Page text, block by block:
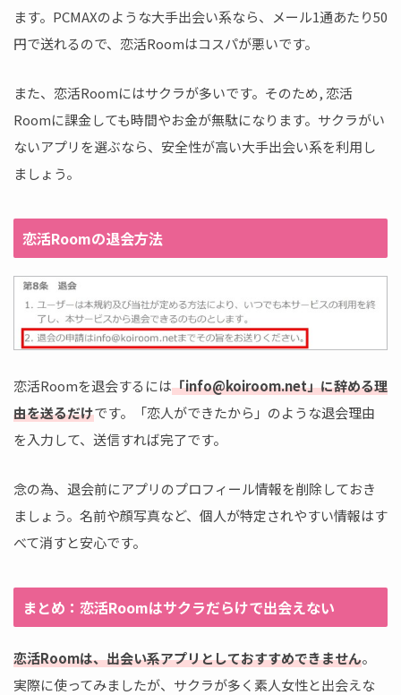
ます。PCMAXのような大手出会い系なら、メール1通あたり50
円で送れるので、恋活Roomはコスパが悪いです。
また、恋活Roomにはサクラが多いです。そのため, 恋活
Roomに課金しても時間やお金が無駄になります。サクラがい
ないアプリを選ぶなら、安全性が高い大手出会い系を利用し
ましょう。
恋活Roomの退会方法
恋活Roomを退会するには「info@koiroom.net」に辞める理
由を送るだけです。「恋人ができたから」のような退会理由
を入力して、送信すれば完了です。
念の為、退会前にアプリのプロフィール情報を削除しておき
ましょう。名前や顔写真など、個人が特定されやすい情報はす
べて消すと安心です。
まとめ：恋活Roomはサクラだらけで出会えない
恋活Roomは、出会い系アプリとしておすすめできません。
実際に使ってみましたが、サクラが多く素人女性と出会えな